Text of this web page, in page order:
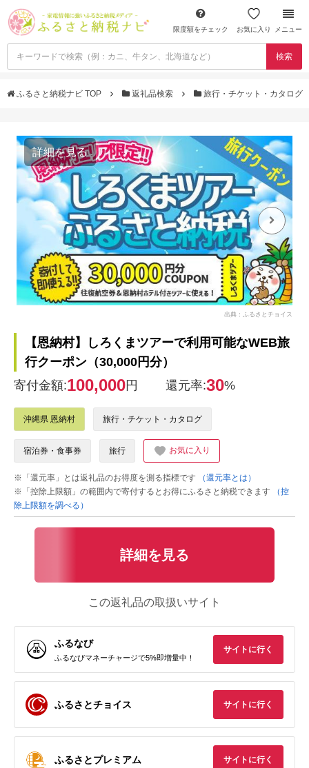
限度額をチェック お気に入り メニュー
検索
ふるさと納税ナビ TOP 返礼品検索 旅行・チケット・カタログ
詳細を見る
出典：ふるさとチョイス
【恩納村】しろくまツアーで利用可能なWEB旅
行クーポン（30,000円分）
寄付金額:100,000円 還元率:30%
沖縄県 恩納村 旅行・チケット・カタログ
宿泊券・食事券 旅行 お気に入り
※「還元率」とは返礼品のお得度を測る指標です
（還元率とは）
※「控除上限額」の範囲内で寄付するとお得にふるさと納税できます
（控
除上限額を調べる）
詳細を見る
この返礼品の取扱いサイト
ふるなび
ふるなびマネーチャージで5%即増量中！
サイトに行く
ふるさとチョイス サイトに行く
ふるさとプレミアム サイトに行く